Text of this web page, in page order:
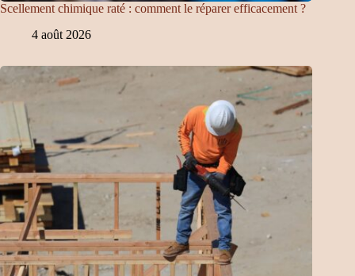
Scellement chimique raté : comment le réparer efficacement ?
4 août 2026